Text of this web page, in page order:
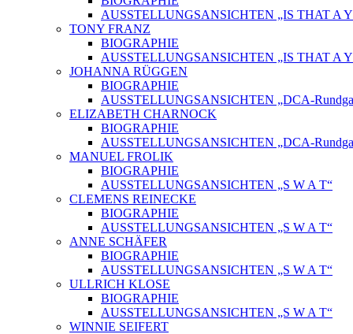
AUSSTELLUNGSANSICHTEN „IS THAT A
TONY FRANZ
BIOGRAPHIE
AUSSTELLUNGSANSICHTEN „IS THAT A
JOHANNA RÜGGEN
BIOGRAPHIE
AUSSTELLUNGSANSICHTEN „DCA-
ELIZABETH CHARNOCK
BIOGRAPHIE
AUSSTELLUNGSANSICHTEN „DCA-
MANUEL FROLIK
BIOGRAPHIE
AUSSTELLUNGSANSICHTEN „S W A T“
CLEMENS REINECKE
BIOGRAPHIE
AUSSTELLUNGSANSICHTEN „S W A T“
ANNE SCHÄFER
BIOGRAPHIE
AUSSTELLUNGSANSICHTEN „S W A T“
ULLRICH KLOSE
BIOGRAPHIE
AUSSTELLUNGSANSICHTEN „S W A T“
WINNIE SEIFERT